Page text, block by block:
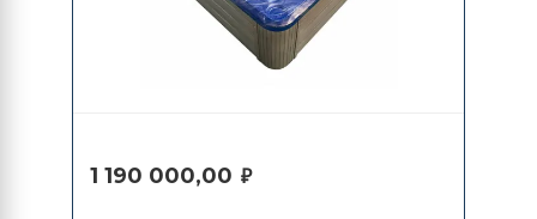
1 190 000,00 ₽